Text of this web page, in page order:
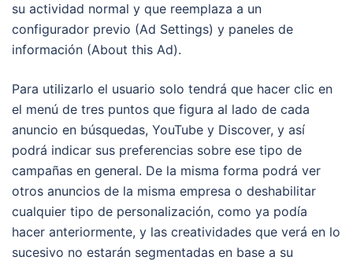
su actividad normal y que reemplaza a un
configurador previo (Ad Settings) y paneles de
información (About this Ad).
Para utilizarlo el usuario solo tendrá que hacer clic en
el menú de tres puntos que figura al lado de cada
anuncio en búsquedas, YouTube y Discover, y así
podrá indicar sus preferencias sobre ese tipo de
campañas en general. De la misma forma podrá ver
otros anuncios de la misma empresa o deshabilitar
cualquier tipo de personalización, como ya podía
hacer anteriormente, y las creatividades que verá en lo
sucesivo no estarán segmentadas en base a su